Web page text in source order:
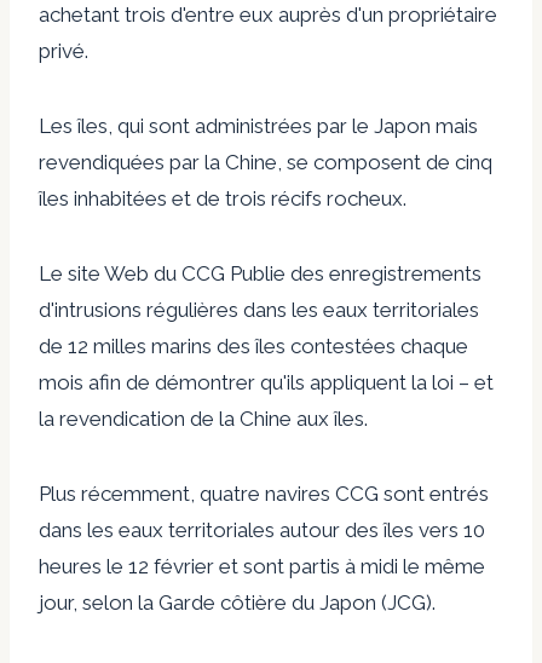
achetant trois d'entre eux auprès d'un propriétaire
privé.
Les îles, qui sont administrées par le Japon mais
revendiquées par la Chine, se composent de cinq
îles inhabitées et de trois récifs rocheux.
Le site Web du CCG Publie des enregistrements
d'intrusions régulières dans les eaux territoriales
de 12 milles marins des îles contestées chaque
mois afin de démontrer qu'ils appliquent la loi – et
la revendication de la Chine aux îles.
Plus récemment, quatre navires CCG sont entrés
dans les eaux territoriales autour des îles vers 10
heures le 12 février et sont partis à midi le même
jour, selon la Garde côtière du Japon (JCG).